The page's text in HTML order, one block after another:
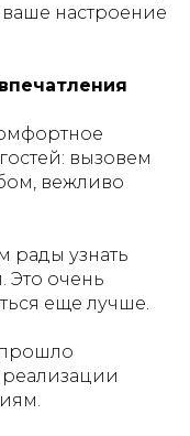
ваше настроение
вызовем
вежливо
рады узнать
Это очень
еще лучше.